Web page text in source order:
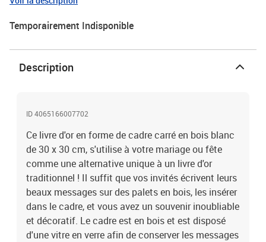
vous avez un souvenir inoubliable et décoratif. Le cadre est en
messages pour toujours.
Temporairement Indisponible
Description
ID 4065166007702
Ce livre d'or en forme de cadre carré en bois blanc
de 30 x 30 cm, s'utilise à votre mariage ou fête
comme une alternative unique à un livre d'or
traditionnel ! Il suffit que vos invités écrivent leurs
beaux messages sur des palets en bois, les insérer
dans le cadre, et vous avez un souvenir inoubliable
et décoratif. Le cadre est en bois et est disposé
d'une vitre en verre afin de conserver les messages